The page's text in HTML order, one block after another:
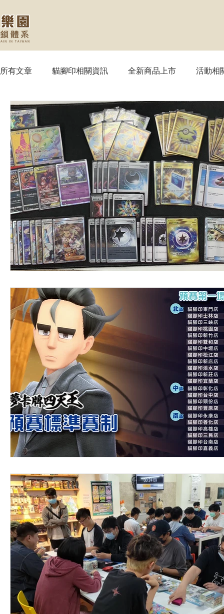
所有文章 貓腳印相關資訊 全新商品上市 活動相
【MTG】魔法風雲會 【PTCG】寶可夢 【WS
【SVE】闇影詩章 【WIXOSS】戰鬥少女 【
【OPTCG】航海王 【UA】UNION ARENA 【
【BS】Battle Spirits 【OSICA】OSICA 【
【BD】創之界限 【GCG】金牌來了